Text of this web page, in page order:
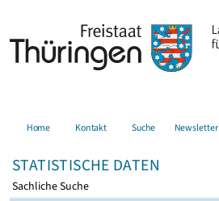
Home Kontakt Suche Newsletter
STATISTISCHE DATEN
Sachliche Suche